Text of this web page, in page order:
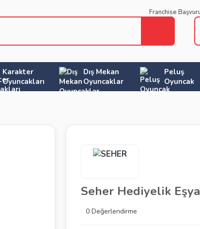
Franchise
Karakter
Oyuncakları
Dış Mekan
Oyuncaklar
Peluş
Oyuncak
Seher Hediyelik
0 Değerlendirme